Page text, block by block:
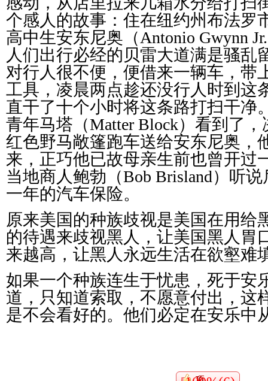
个感人的故事：住在纽约州布法罗
高中生安东尼奥（Antonio Gwynn Jr.
人们出行必经的贝雷大道满是骚乱
对行人很不便，便借来一辆车，带
工具，凌晨两点趁还没行人时到这
直干了十个小时将这条路打扫干净
青年马塔（Matter Block）看到了
红色野马敞篷跑车送给安东尼奥，
来，正巧他已故母亲生前也曾开过
当地商人鲍勃（Bob Brisland）听
一年的汽车保险。
原来美国的种族歧视是美国在用给
的待遇来歧视黑人，让美国黑人胃
来越高，让黑人永远生活在欲壑难
如果一个种族连生于忧患，死于安
道，只知道索取，不愿意付出，这
是不会看好的。他们必定在安乐中